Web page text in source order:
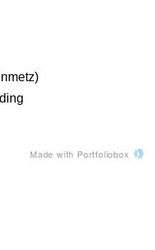
Made with Portfoliobox